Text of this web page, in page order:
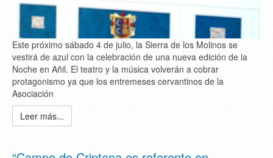
Este próximo sábado 4 de julio, la Sierra de los Molinos se
vestirá de azul con la celebración de una nueva edición de la
Noche en Añil. El teatro y la música volverán a cobrar
protagonismo ya que los entremeses cervantinos de la
Asociación
Leer más...